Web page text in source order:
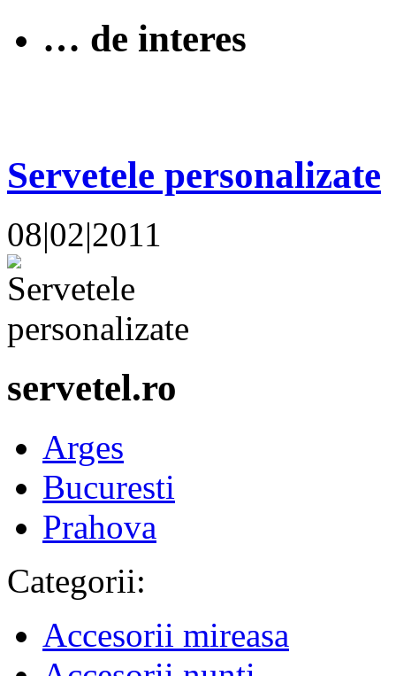
… de interes
Servetele personalizate
08|02|2011
servetel.ro
Arges
Bucuresti
Prahova
Categorii:
Accesorii mireasa